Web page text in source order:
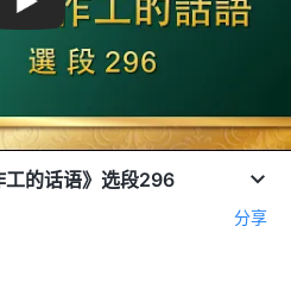
工的话语》选段296
分享